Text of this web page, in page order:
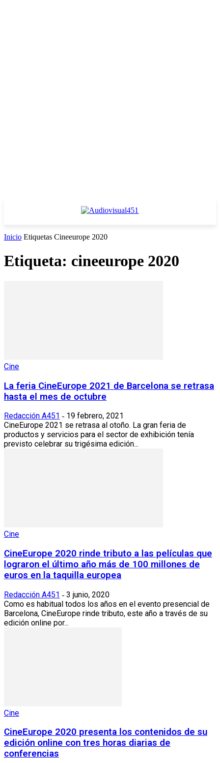
Inicio Etiquetas Cineeurope 2020
Etiqueta: cineeurope 2020
Cine
La feria CineEurope 2021 de Barcelona se retrasa
hasta el mes de octubre
Redacción A451 - 19 febrero, 2021
CineEurope 2021 se retrasa al otoño. La gran feria de
productos y servicios para el sector de exhibición tenía
previsto celebrar su trigésima edición...
Cine
CineEurope 2020 rinde tributo a las películas que
lograron el último año más de 100 millones de
euros en la taquilla europea
Redacción A451 - 3 junio, 2020
Como es habitual todos los años en el evento presencial de
Barcelona, CineEurope rinde tributo, este año a través de su
edición online por...
Cine
CineEurope 2020 presenta los contenidos de su
edición online con tres horas diarias de
conferencias